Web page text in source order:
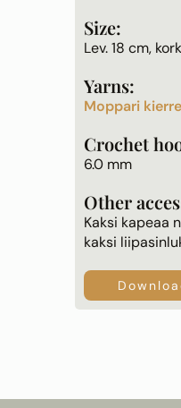
Size:
Lev. 18 cm,
Yarns:
Moppari
Crochet
6.0 mm
Other
Kaksi kapeaa
kaksi